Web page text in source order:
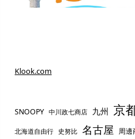
Klook.com
SNOOPY 中川政七商店 九州 京
北海道自由行 史努比 名古屋 周邊